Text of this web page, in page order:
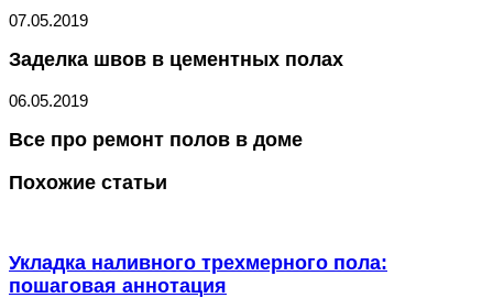
07.05.2019
Заделка швов в цементных полах
06.05.2019
Все про ремонт полов в доме
Похожие статьи
Укладка наливного трехмерного пола:
пошаговая аннотация